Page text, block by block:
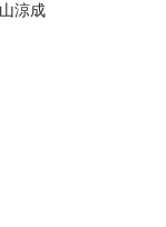
涼成